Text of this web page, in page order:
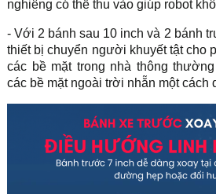
nghiêng có thể thu vào giúp robot
- Với 2 bánh sau 10 inch và 2 bánh
thiết bị chuyển người khuyết tật cho
các bề mặt trong nhà thông
các bề mặt ngoài trời nhẵn một cách